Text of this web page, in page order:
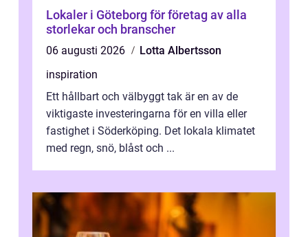
Lokaler i Göteborg för företag av alla
storlekar och branscher
06 augusti 2026
Lotta Albertsson
inspiration
Ett hållbart och välbyggt tak är en av de
viktigaste investeringarna för en villa eller
fastighet i Söderköping. Det lokala klimatet
med regn, snö, blåst och ...